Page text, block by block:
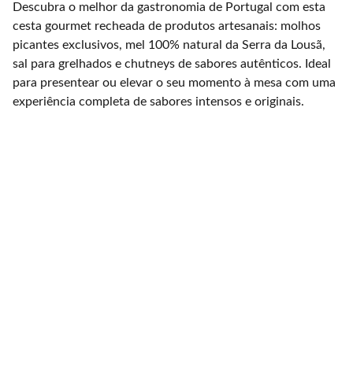
Descubra o melhor da gastronomia de Portugal com esta
cesta gourmet recheada de produtos artesanais: molhos
picantes exclusivos, mel 100% natural da Serra da Lousã,
sal para grelhados e chutneys de sabores autênticos. Ideal
para presentear ou elevar o seu momento à mesa com uma
experiência completa de sabores intensos e originais.